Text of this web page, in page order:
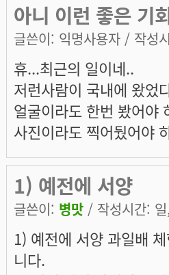
아니 이런 좋은 기
글쓴이: 익명사용자 / 작성
휴...최근의 일이네..
저런사람이 국내에 왔었
얼굴이라도 한번 봤어야
사진이라도 찍어뒀어야
1) 예전에 서양
글쓴이: 병맛 / 작성시간:
1) 예전에 서양 과일배
니다.